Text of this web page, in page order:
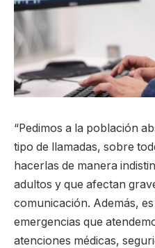
“Pedimos a la población
tipo de llamadas, sobre
hacerlas de manera
adultos y que afectan
comunicación. Además,
emergencias que
atenciones médicas,